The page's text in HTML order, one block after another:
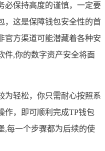
必保持高度的谨慎，一定要
，这是保障钱包安全性的首
官方渠道可能潜藏着各种安
件,你的数字资产安全将面
为轻松，你只需耐心按照系
作，即可顺利完成TP钱包
,每一个步骤都为后续的使